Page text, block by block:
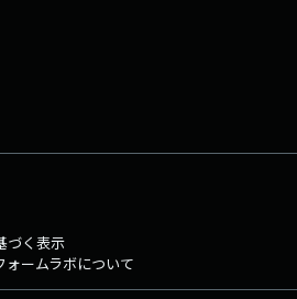
づく表示
ームラボについて